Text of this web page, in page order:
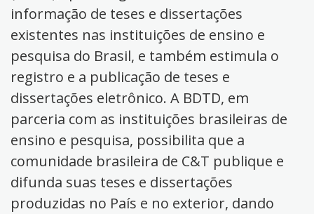
informação de teses e dissertações
existentes nas instituições de ensino e
pesquisa do Brasil, e também estimula o
registro e a publicação de teses e
dissertações eletrônico. A BDTD, em
parceria com as instituições brasileiras de
ensino e pesquisa, possibilita que a
comunidade brasileira de C&T publique e
difunda suas teses e dissertações
produzidas no País e no exterior, dando